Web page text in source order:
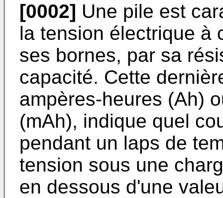
[0002] Une pile est
la tension électrique à
ses bornes, par sa
capacité. Cette
ampères-heures (Ah)
(mAh), indique quel
pendant un laps de
tension sous une
en dessous d'une